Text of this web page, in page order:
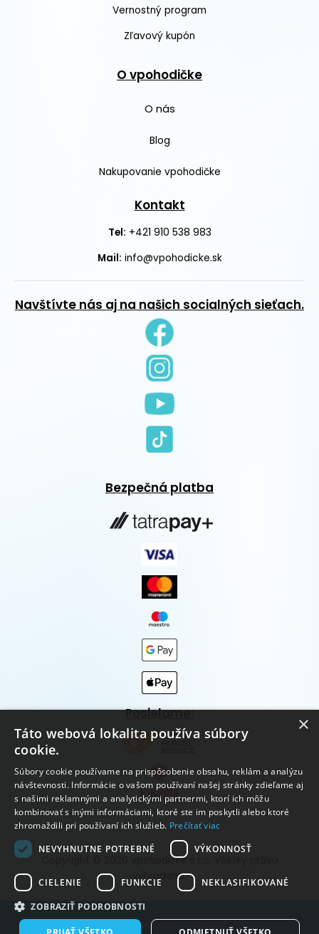
Vernostný program
Zľavový kupón
O vpohodičke
O nás
Blog
Nakupovanie vpohodičke
Kontakt
Tel: +421 910 538 983
Mail: info@vpohodicke.sk
Navštívte nás aj na našich socialných sieťach.
Bezpečná platba
Posielame:
Copyright © 2026 vpohodičke s.r.o. Všetky práva
vyhradené.
Vytvorené systémom ClickEshop.sk
×
Táto webová lokalita používa súbory
cookie.
Súbory cookie používame na prispôsobenie obsahu, reklám a analýzu
návštevnosti. Informácie o vašom používaní našej stránky zdieľame aj
s našimi reklamnými a analytickými partnermi, ktorí ich môžu
kombinovať s inými informáciami, ktoré ste im poskytli alebo ktoré
zhromaždili pri používaní ich služieb. Prečítať viac
NEVYHNUTNE POTREBNÉ
VÝKONNOSŤ
CIELENIE FUNKCIE NEKLASIFIKOVANÉ
ZOBRAZIŤ PODROBNOSTI